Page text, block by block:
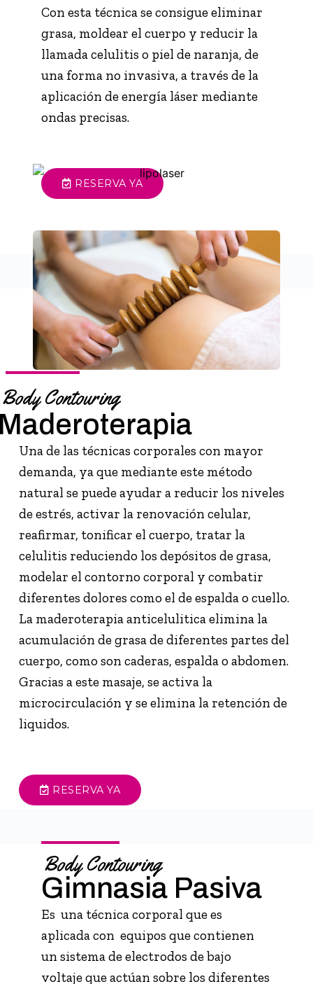
Con esta técnica se consigue eliminar
grasa, moldear el cuerpo y reducir la
llamada celulitis o piel de naranja, de
una forma no invasiva, a través de la
aplicación de energía láser mediante
ondas precisas.
RESERVA YA
Body Contouring
Una de las técnicas corporales con mayor
demanda, ya que mediante este método
natural se puede ayudar a reducir los niveles
de estrés, activar la renovación celular,
reafirmar, tonificar el cuerpo, tratar la
celulitis reduciendo los depósitos de grasa,
modelar el contorno corporal y combatir
diferentes dolores como el de espalda o cuello.
La maderoterapia anticelulitica elimina la
acumulación de grasa de diferentes partes del
cuerpo, como son caderas, espalda o abdomen.
Gracias a este masaje, se activa la
microcirculación y se elimina la retención de
liquidos.
RESERVA YA
Body Contouring
Gimnasia Pasiva
Es una técnica corporal que es
aplicada con equipos que contienen
un sistema de electrodos de bajo
voltaje que actúan sobre los diferentes